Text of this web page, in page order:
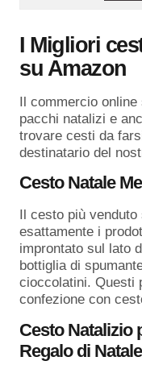
I Migliori
su Amazon
Il commercio
pacchi natalizi e
trovare cesti da
destinatario del
Cesto Natale
Il cesto più venduto
esattamente i
improntato sul lato
bottiglia di
cioccolatini. Questi
confezione con
Cesto Natalizio
Regalo di Natale